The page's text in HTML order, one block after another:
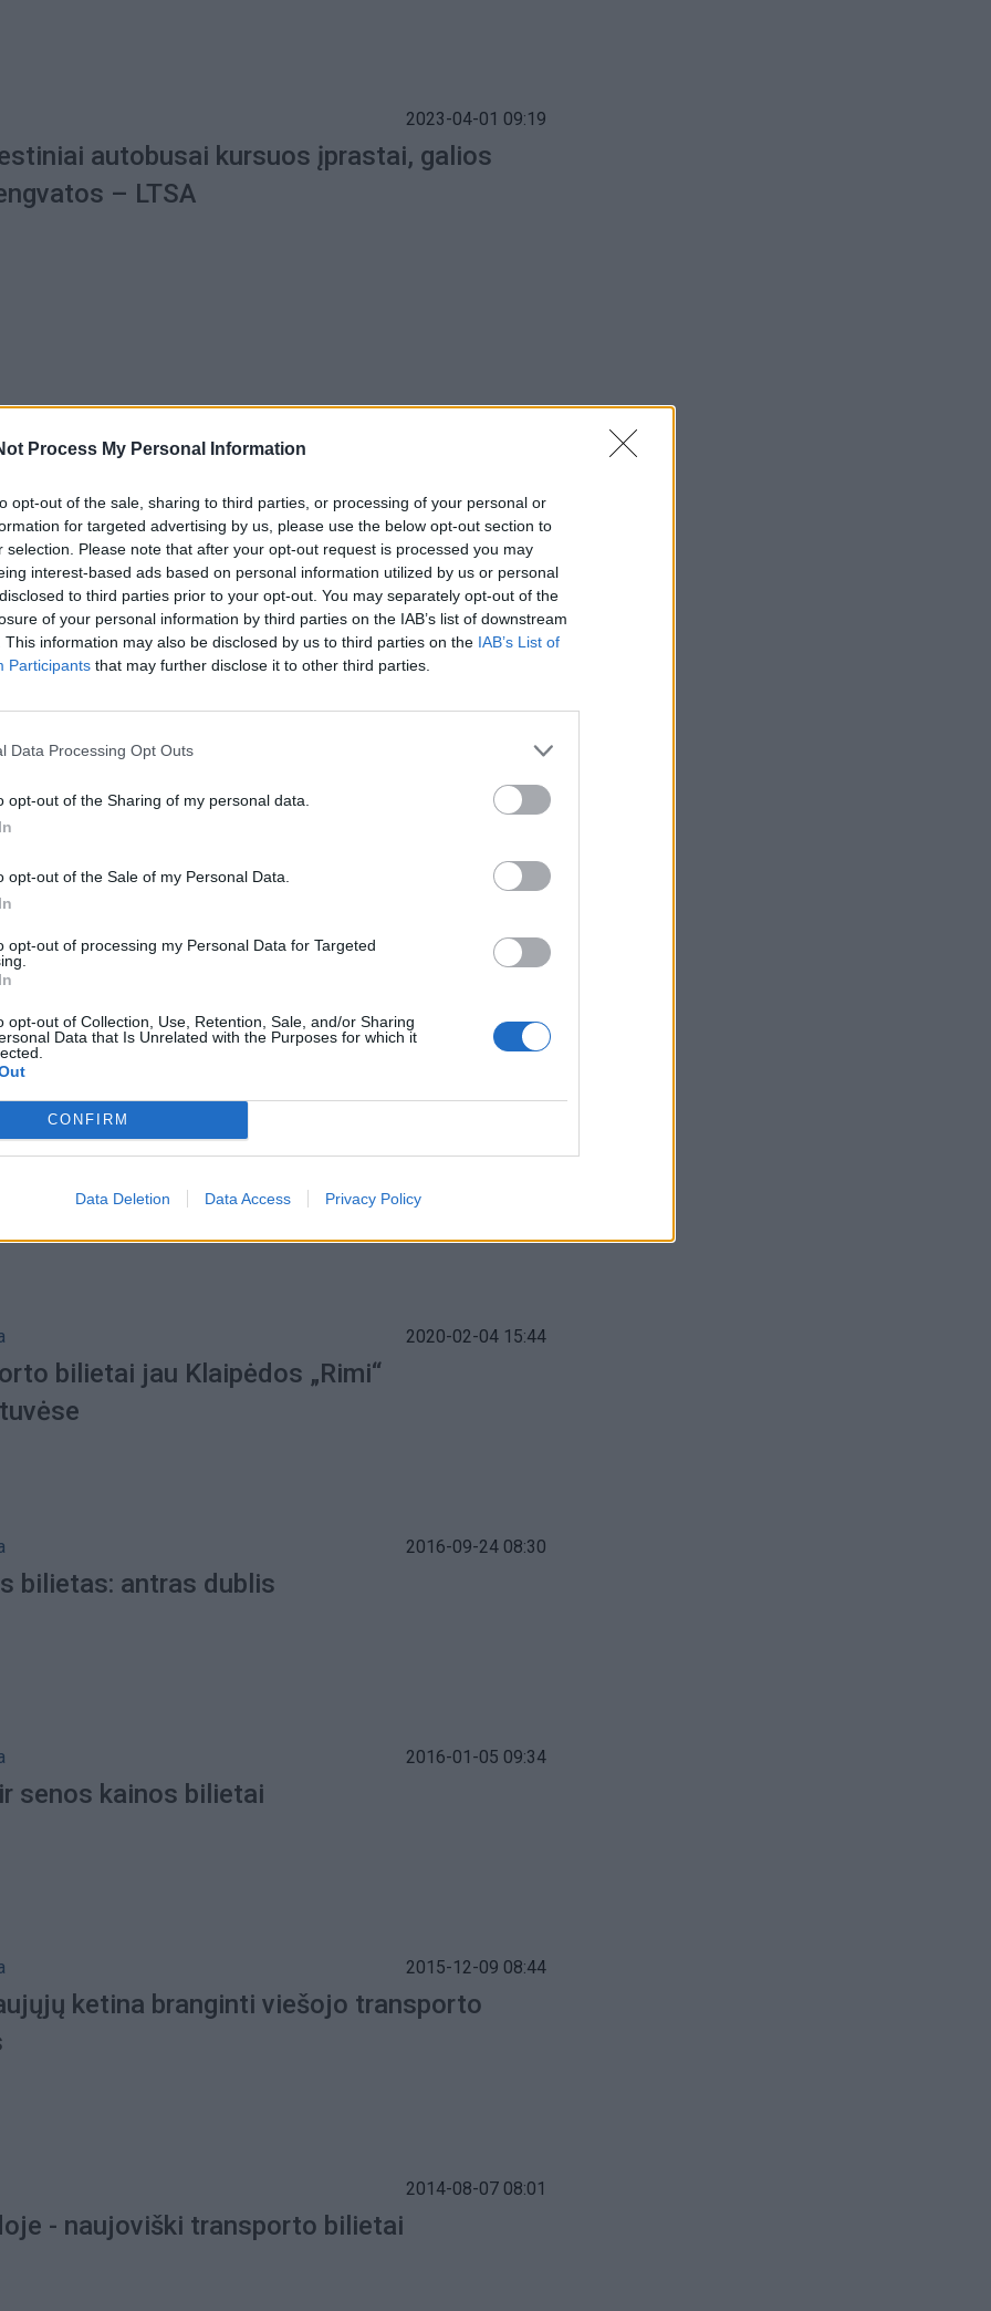
Process My Personal Information
opt-out of the sale, sharing to third parties, or processing of your personal or
for targeted advertising by us, please use the below opt-out section to
selection. Please note that after your opt-out request is processed you may
interest-based ads based on personal information utilized by us or personal
to third parties prior to your opt-out. You may separately opt-out of the
of your personal information by third parties on the IAB’s list of downstream
This information may also be disclosed by us to third parties on the IAB’s List of
Participants that may further disclose it to other third parties.
Data Processing Opt Outs
opt-out of the Sharing of my personal data.
opt-out of the Sale of my Personal Data.
opt-out of processing my Personal Data for Targeted
opt-out of Collection, Use, Retention, Sale, and/or Sharing
Data that Is Unrelated with the Purposes for which it
CONFIRM
Data Deletion Data Access Privacy Policy
2023-04-01 09:19
autobusai kursuos įprastai, galios
– LTSA
bilietus jau pabrangino, autobusų
tai žada netrukus
vežėjai pristato mobiliąją programėlę
2020-02-04 15:44
bilietai jau Klaipėdos „Rimi“
2016-09-24 08:30
bilietas: antras dublis
2016-01-05 09:34
senos kainos bilietai
2015-12-09 08:44
ketina branginti viešojo transporto
2014-08-07 08:01
- naujoviški transporto bilietai